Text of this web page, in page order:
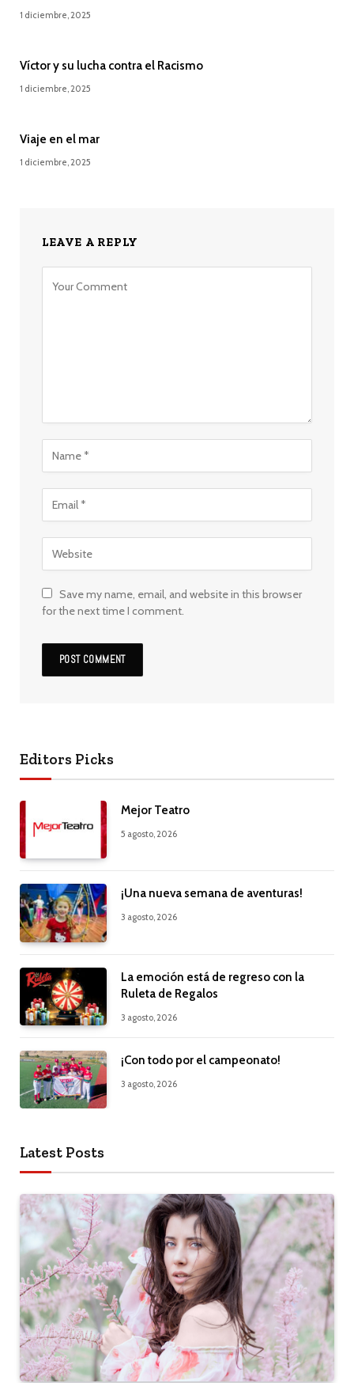
1 diciembre, 2025
Víctor y su lucha contra el Racismo
1 diciembre, 2025
Viaje en el mar
1 diciembre, 2025
LEAVE A REPLY
Save my name, email, and website in this browser
for the next time I comment.
Editors Picks
Mejor Teatro
5 agosto, 2026
¡Una nueva semana de aventuras!
3 agosto, 2026
La emoción está de regreso con la
Ruleta de Regalos
3 agosto, 2026
¡Con todo por el campeonato!
3 agosto, 2026
Latest Posts